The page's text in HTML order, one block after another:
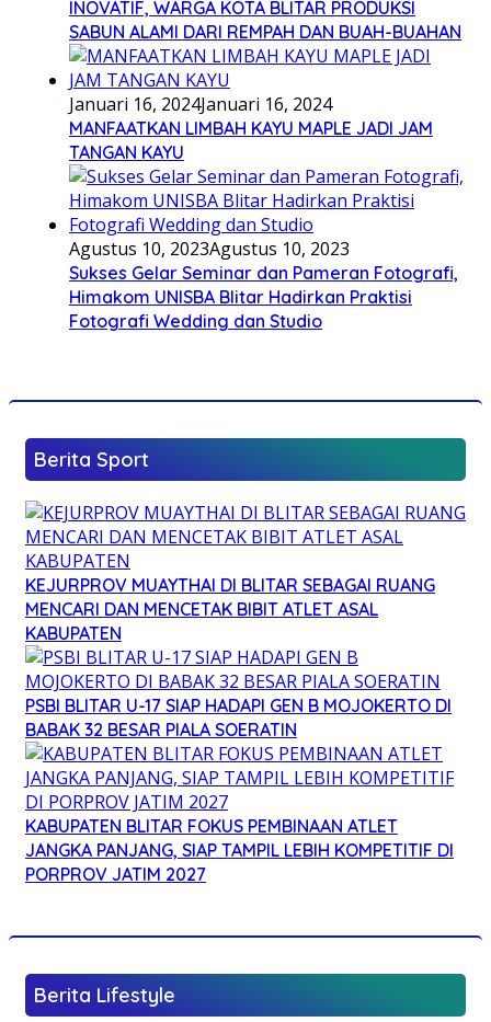
INOVATIF, WARGA KOTA BLITAR PRODUKSI
SABUN ALAMI DARI REMPAH DAN BUAH-BUAHAN
Januari 16, 2024Januari 16, 2024
MANFAATKAN LIMBAH KAYU MAPLE JADI JAM
TANGAN KAYU
Agustus 10, 2023Agustus 10, 2023
Sukses Gelar Seminar dan Pameran Fotografi,
Himakom UNISBA Blitar Hadirkan Praktisi
Fotografi Wedding dan Studio
Berita Sport
KEJURPROV MUAYTHAI DI BLITAR SEBAGAI RUANG
MENCARI DAN MENCETAK BIBIT ATLET ASAL
KABUPATEN
PSBI BLITAR U-17 SIAP HADAPI GEN B MOJOKERTO DI
BABAK 32 BESAR PIALA SOERATIN
KABUPATEN BLITAR FOKUS PEMBINAAN ATLET
JANGKA PANJANG, SIAP TAMPIL LEBIH KOMPETITIF DI
PORPROV JATIM 2027
Berita Lifestyle